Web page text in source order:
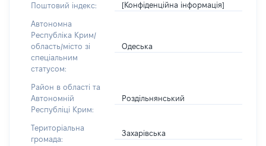
Поштовий індекс: [Конфіденційна інформація]
Автономна
Республіка Крим/
область/місто зі
спеціальним
статусом:
Одеська
Район в області та
Автономній
Республіці Крим:
Роздільнянський
Територіальна
громада:
Захарівська